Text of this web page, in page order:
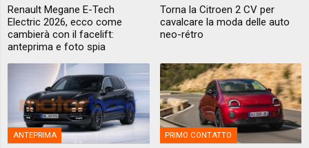
Renault Megane E-Tech
Electric 2026, ecco come
cambierà con il facelift:
anteprima e foto spia
Torna la Citroen 2 CV per
cavalcare la moda delle auto
neo-rétro
ANTEPRIMA PRIMO CONTATTO